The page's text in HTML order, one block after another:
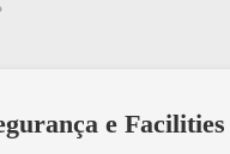
e Facilities